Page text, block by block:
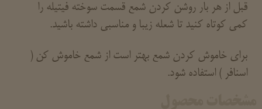
قبل از هر بار روشن کردن شمع قسمت سوخته فیتیله را
کمی کوتاه کنید تا شعله زیبا و مناسبی داشته باشید.
برای خاموش کردن شمع بهتر است از شمع خاموش کن (
اسنافر ) استفاده شود.